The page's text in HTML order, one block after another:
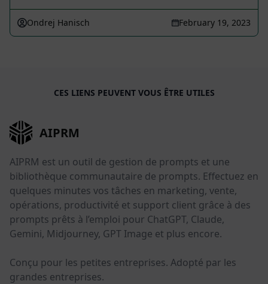
Ondrej Hanisch February 19, 2023
CES LIENS PEUVENT VOUS ÊTRE UTILES
AIPRM
AIPRM est un outil de gestion de prompts et une
bibliothèque communautaire de prompts. Effectuez en
quelques minutes vos tâches en marketing, vente,
opérations, productivité et support client grâce à des
prompts prêts à l’emploi pour ChatGPT, Claude,
Gemini, Midjourney, GPT Image et plus encore.
Conçu pour les petites entreprises. Adopté par les
grandes entreprises.